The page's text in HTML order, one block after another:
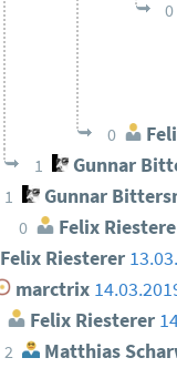
0
0
1 Gunnar
1 Gunnar
0 Felix
Felix Riesterer
marctrix
Felix Riesterer
2 Matthias